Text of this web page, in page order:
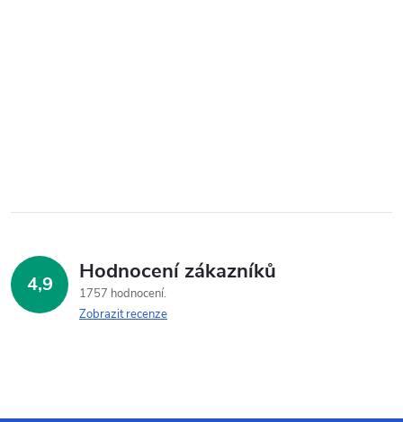
4,9 Hodnocení zákazníků
1757 hodnocení
Zobrazit recenze